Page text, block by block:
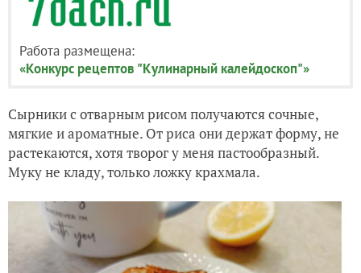
Работа размещена:
«Конкурс рецептов "Кулинарный калейдоскоп"»
Сырники с отварным рисом получаются сочные,
мягкие и ароматные. От риса они держат форму, не
растекаются, хотя творог у меня пастообразный.
Муку не кладу, только ложку крахмала.